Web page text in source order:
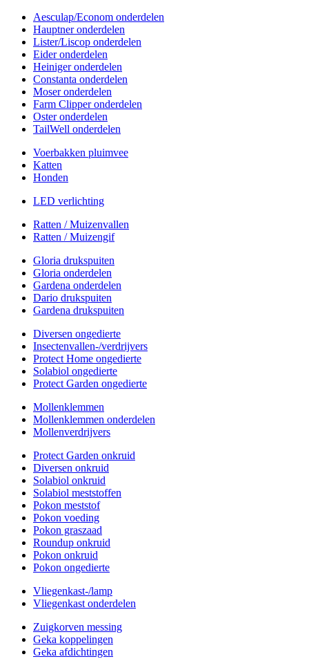
Aesculap/Econom onderdelen
Hauptner onderdelen
Lister/Liscop onderdelen
Eider onderdelen
Heiniger onderdelen
Constanta onderdelen
Moser onderdelen
Farm Clipper onderdelen
Oster onderdelen
TailWell onderdelen
Voerbakken pluimvee
Katten
Honden
LED verlichting
Ratten / Muizenvallen
Ratten / Muizengif
Gloria drukspuiten
Gloria onderdelen
Gardena onderdelen
Dario drukspuiten
Gardena drukspuiten
Diversen ongedierte
Insectenvallen-/verdrijvers
Protect Home ongedierte
Solabiol ongedierte
Protect Garden ongedierte
Mollenklemmen
Mollenklemmen onderdelen
Mollenverdrijvers
Protect Garden onkruid
Diversen onkruid
Solabiol onkruid
Solabiol meststoffen
Pokon meststof
Pokon voeding
Pokon graszaad
Roundup onkruid
Pokon onkruid
Pokon ongedierte
Vliegenkast-/lamp
Vliegenkast onderdelen
Zuigkorven messing
Geka koppelingen
Geka afdichtingen